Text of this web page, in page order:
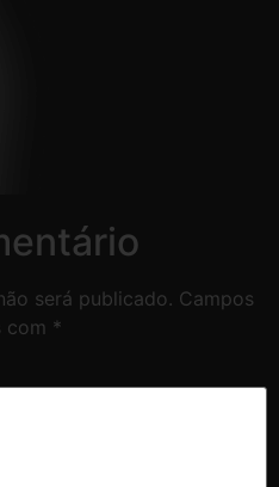
será publicado. Campos
com *